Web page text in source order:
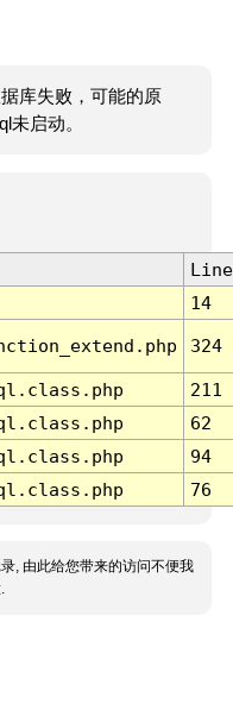
库失败，可能的原
未启动。
Line
14
324
211
62
94
76
, 由此给您带来的访问不便我